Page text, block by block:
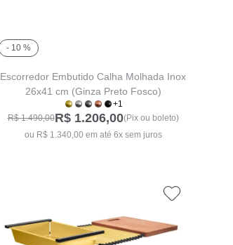
- 10 %
Escorredor Embutido Calha Molhada Inox
26x41 cm (Ginza Preto Fosco)
+1
R$ 1.490,00R$ 1.206,00(Pix ou boleto)
ou R$ 1.340,00 em até 6x sem juros